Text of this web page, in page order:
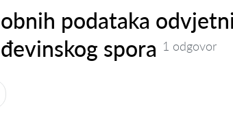
podataka
spora 1 odgovor